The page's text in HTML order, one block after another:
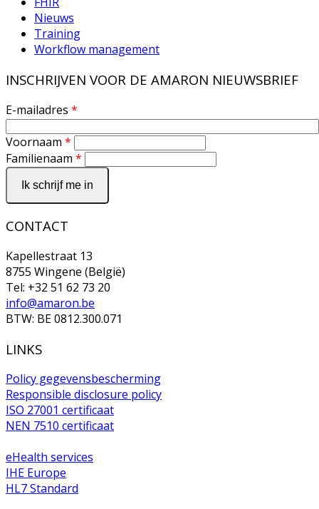
Nieuws
Training
Workflow management
INSCHRIJVEN VOOR DE AMARON NIEUWSBRIEF
E-mailadres *
Voornaam *
Familienaam *
CONTACT
Kapellestraat 13
8755 Wingene (België)
Tel: +32 51 62 73 20
info@amaron.be
BTW: BE 0812.300.071
LINKS
Policy gegevensbescherming
Responsible disclosure policy
ISO 27001 certificaat
NEN 7510 certificaat
eHealth services
IHE Europe
HL7 Standard